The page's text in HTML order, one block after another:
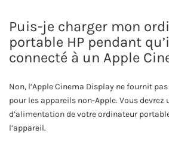
Puis-je charger mon
portable HP pendant
connecté à un Apple
Non, l’Apple Cinema Display ne fournit
pour les appareils non-Apple. Vous devrez
d’alimentation de votre ordinateur
l’appareil.